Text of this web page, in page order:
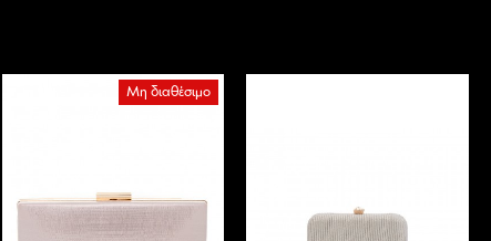
Μη διαθέσιμο